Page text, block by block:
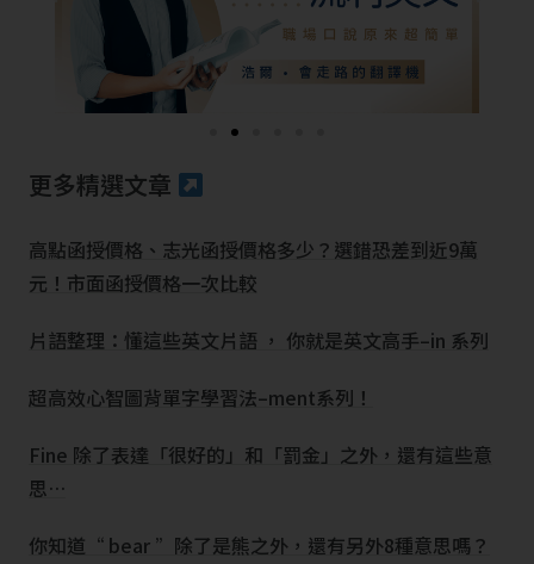
更多精選文章
高點函授價格、志光函授價格多少？選錯恐差到近9萬
元！市面函授價格一次比較
片語整理：懂這些英文片語 ， 你就是英文高手–in 系列
超高效心智圖背單字學習法–ment系列！
Fine 除了表達「很好的」和「罰金」之外，還有這些意
思…
你知道“ bear ”除了是熊之外，還有另外8種意思嗎？